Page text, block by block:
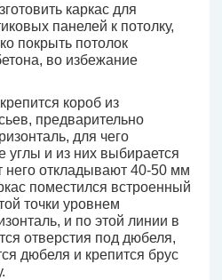
каркас для
панелей к потолку,
покрыть потолок
во избежание
короб из
предварительно
для чего
углы и из них выбирается
него откладывают 40-50 мм
поместился встроенный
точки уровнем
и по этой линии в
отверстия под дюбеля,
дюбеля и крепится брус